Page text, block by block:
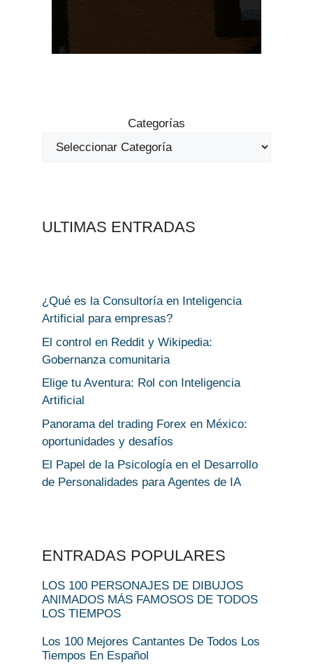
Categorías
ULTIMAS ENTRADAS
¿Qué es la Consultoría en Inteligencia
Artificial para empresas?
El control en Reddit y Wikipedia:
Gobernanza comunitaria
Elige tu Aventura: Rol con Inteligencia
Artificial
Panorama del trading Forex en México:
oportunidades y desafíos
El Papel de la Psicología en el Desarrollo
de Personalidades para Agentes de IA
ENTRADAS POPULARES
LOS 100 PERSONAJES DE DIBUJOS
ANIMADOS MÁS FAMOSOS DE TODOS
LOS TIEMPOS
Los 100 Mejores Cantantes De Todos Los
Tiempos En Español